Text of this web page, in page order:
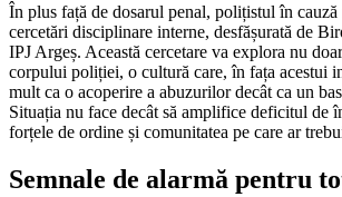
În plus față de dosarul penal, polițistul în
cercetări disciplinare interne, desfășurată de
IPJ Argeș. Această cercetare va explora nu
corpului poliției, o cultură care, în fața acestui
mult ca o acoperire a abuzurilor decât ca un
Situația nu face decât să amplifice deficitul de
forțele de ordine și comunitatea pe care ar
Semnale de alarmă pentru